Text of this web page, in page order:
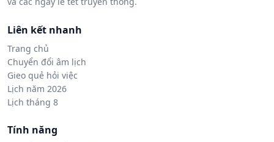
Liên kết nhanh
Trang chủ
Chuyển đổi âm lịch
Gieo quẻ hỏi việc
Lịch năm 2026
Lịch tháng 8
Tính năng